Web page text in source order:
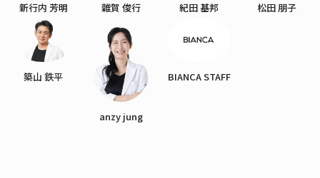
新行内 芳明 雜賀 俊行 紀田 基邦 松田 朋子
築山 鉄平
anzy jung
BIANCA STAFF